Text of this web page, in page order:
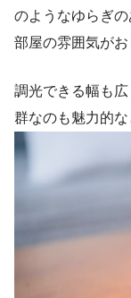
のようなゆらぎ
部屋の雰囲気がお
調光できる幅も
群なのも魅力的な